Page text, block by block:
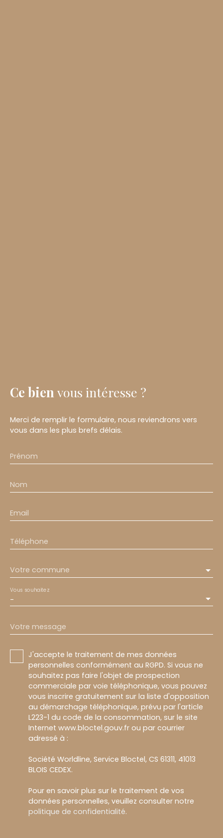
Ce bien vous intéresse ?
Merci de remplir le formulaire, nous reviendrons vers
vous dans les plus brefs délais.
Prénom
Nom
Email
Téléphone
Votre commune
-
Vous souhaitez
Votre message
J'accepte le traitement de mes données
personnelles conformément au RGPD. Si vous ne
souhaitez pas faire l'objet de prospection
commerciale par voie téléphonique, vous pouvez
vous inscrire gratuitement sur la liste d'opposition
au démarchage téléphonique, prévu par l'article
L223-1 du code de la consommation, sur le site
Internet www.bloctel.gouv.fr ou par courrier
adressé à :
Société Worldline, Service Bloctel, CS 61311, 41013
BLOIS CEDEX.
Pour en savoir plus sur le traitement de vos
données personnelles, veuillez consulter notre
politique de confidentialité.